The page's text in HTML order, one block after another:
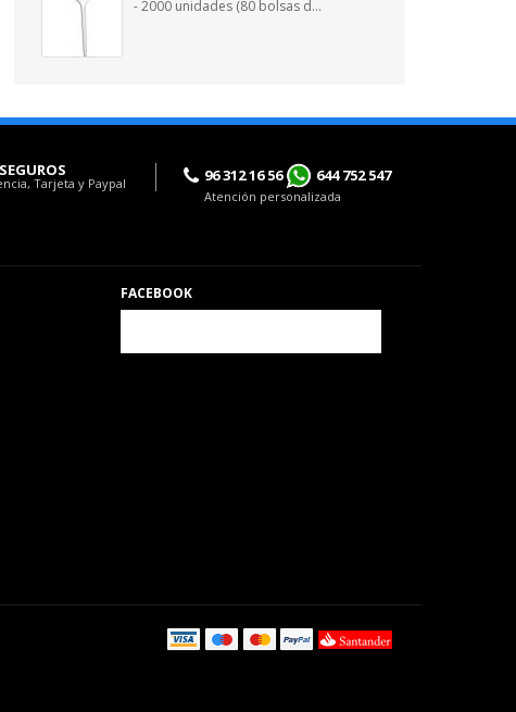
- 2000 unidades (80 bolsas d...
Tarjeta y Paypal 96 312 16 56 644 752 547
Atención personalizada
FACEBOOK